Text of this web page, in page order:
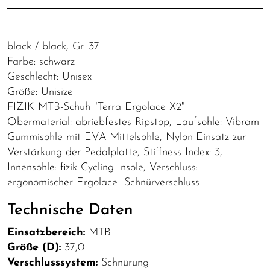
black / black, Gr. 37
Farbe: schwarz
Geschlecht: Unisex
Größe: Unisize
FIZIK MTB-Schuh "Terra Ergolace X2"
Obermaterial: abriebfestes Ripstop, Laufsohle: Vibram
Gummisohle mit EVA-Mittelsohle, Nylon-Einsatz zur
Verstärkung der Pedalplatte, Stiffness Index: 3,
Innensohle: fizik Cycling Insole, Verschluss:
ergonomischer Ergolace -Schnürverschluss
Technische Daten
Einsatzbereich: MTB
Größe (D): 37,0
Verschlusssystem: Schnürung